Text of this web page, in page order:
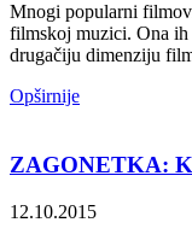
Mnogi popularni
filmskoj muzici. Ona
drugačiju dimenziju
Opširnije
ZAGONETKA:
12.10.2015